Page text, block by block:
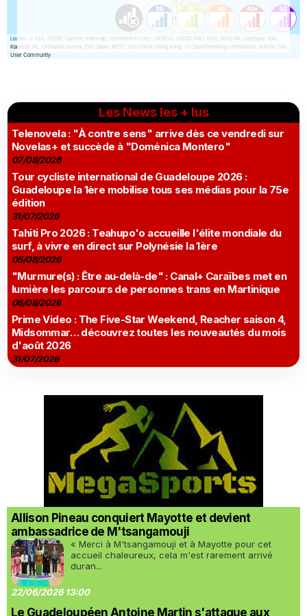
Les News les + lus
Telenovela : "À contre sens" arrive dès ce vendredi sur
Novelas+ et succède à "Doménica Montero"
07/08/2026
Tour cycliste international de Guadeloupe 2026 :
Guadeloupe la 1ère mobilise tous ses médias pour la 75e
édition
31/07/2026
Tahiti Pro 2026 : Teahupo'o accueille l'élite mondiale du
surf, à vivre en direct sur Polynésie la 1ère
05/08/2026
"Murmure(s) : Être au-delà-de" : Canal+ Caraïbes met en
lumière les parcours de personnes trans en Martinique
06/08/2026
Prime Video : The Five-Star Weekend, Reacher saison 4,
Midsommar… découvrez toutes les nouveautés du mois
d'août 2026
31/07/2026
Allison Pineau conquiert Mayotte et devient
ambassadrice de M'tsangamouji
« Merci à M'tsangamouji et à Mayotte pour cet
accueil chaleureux, cela m'est rarement arrivé
duran...
22/06/2026 13:00
Le Guadeloupéen Antoine Martin s'attaque aux